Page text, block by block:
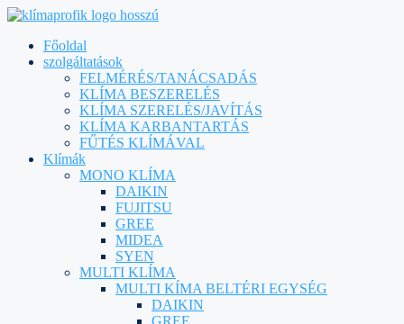
Főoldal
szolgáltatások
FELMÉRÉS/TANÁCSADÁS
KLÍMA BESZERELÉS
KLÍMA SZERELÉS/JAVÍTÁS
KLÍMA KARBANTARTÁS
FŰTÉS KLÍMÁVAL
Klímák
MONO KLÍMA
DAIKIN
FUJITSU
GREE
MIDEA
SYEN
MULTI KLÍMA
MULTI KÍMA BELTÉRI EGYSÉG
DAIKIN
GREE